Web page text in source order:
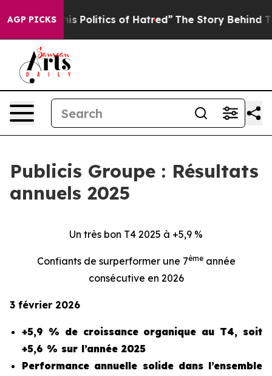
AGP PICKS
Politics of Hatred” The Story Behind Trump’s
Publicis Groupe : Résultats
annuels 2025
Un très bon T4 2025 à +5,9 %
Confiants de surperformer une 7èmeannée
consécutive en 2026
3 février 2026
+5,9 % de croissance organique au T4, soit
+5,6 % sur l’année 2025
Performance annuelle solide dans l’ensemble